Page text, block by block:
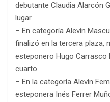
debutante Claudia Alarcón
lugar.
– En categoría Alevín
finalizó en la tercera plaza,
esteponero Hugo
cuarto.
– En la categoría Alevín
esteponera Inés Ferrer